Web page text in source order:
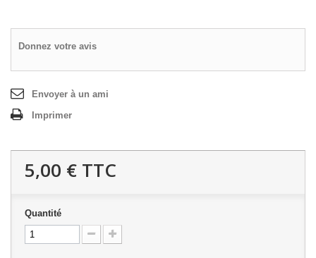
Donnez votre avis
Envoyer à un ami
Imprimer
5,00 € TTC
Quantité